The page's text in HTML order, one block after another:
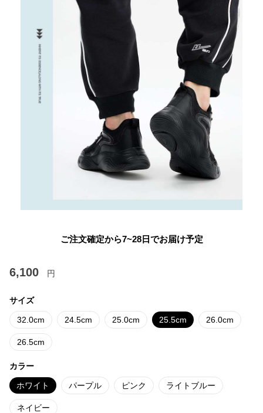
ご注文確定から7~28日でお届け予定
6,100 円
サイズ
32.0cm 24.5cm 25.0cm 25.5cm 26.0cm
26.5cm
カラー
ホワイト パープル ピンク ライトブルー
ネイビー